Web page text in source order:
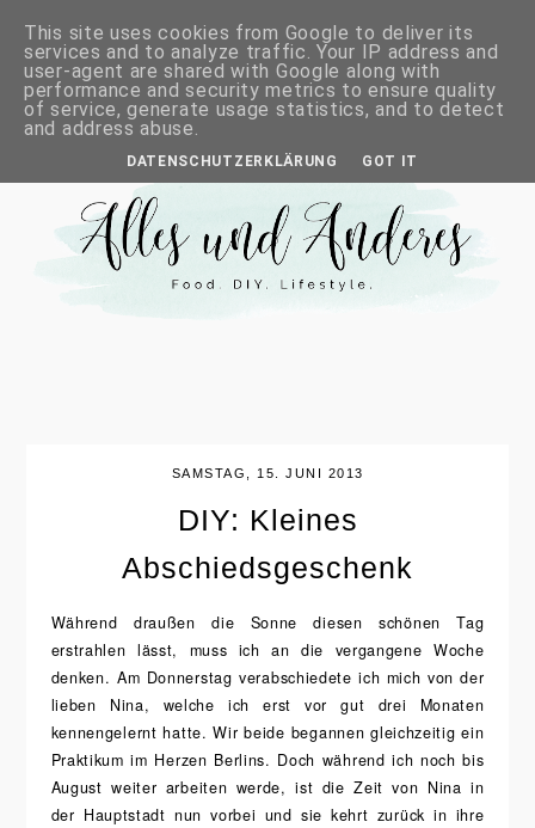
SAMSTAG, 15. JUNI 2013
DIY: Kleines
Abschiedsgeschenk
Während draußen die Sonne diesen schönen Tag
erstrahlen lässt, muss ich an die vergangene Woche
denken. Am Donnerstag verabschiedete ich mich von der
lieben Nina, welche ich erst vor gut drei Monaten
kennengelernt hatte. Wir beide begannen gleichzeitig ein
Praktikum im Herzen Berlins. Doch während ich noch bis
August weiter arbeiten werde, ist die Zeit von Nina in
der Hauptstadt nun vorbei und sie kehrt zurück in ihre
This site uses cookies from Google to deliver its
services and to analyze traffic. Your IP address and
user-agent are shared with Google along with
performance and security metrics to ensure quality
of service, generate usage statistics, and to detect
and address abuse.
DATENSCHUTZERKLÄRUNG GOT IT